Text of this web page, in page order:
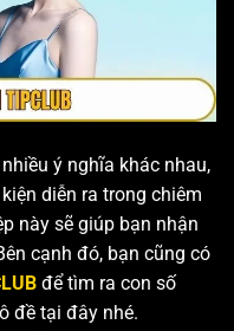
ý nghĩa khác nhau,
diễn ra trong chiêm
này sẽ giúp bạn nhận
cạnh đó, bạn cũng có
để tìm ra con số
đề tại đây nhé.